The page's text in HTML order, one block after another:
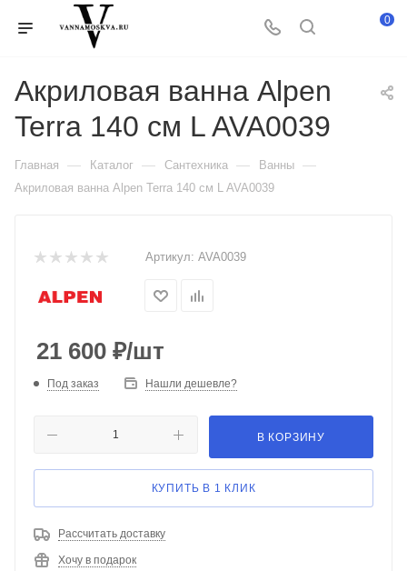
0
Акриловая ванна Alpen
Terra 140 см L AVA0039
Главная — Каталог — Сантехника — Ванны —
Акриловая ванна Alpen Terra 140 см L AVA0039
Артикул: AVA0039
21 600 ₽/шт
Под заказ Нашли дешевле?
В КОРЗИНУ
КУПИТЬ В 1 КЛИК
Рассчитать доставку
Хочу в подарок